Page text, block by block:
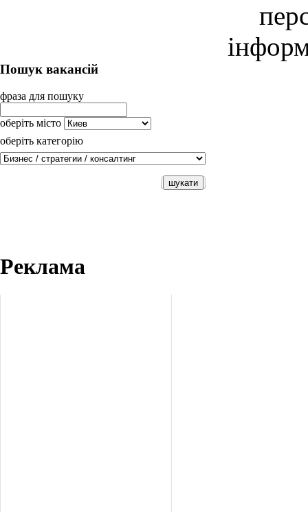
Пошук вакансій
фраза для пошуку
оберіть місто
оберіть категорію
Реклама